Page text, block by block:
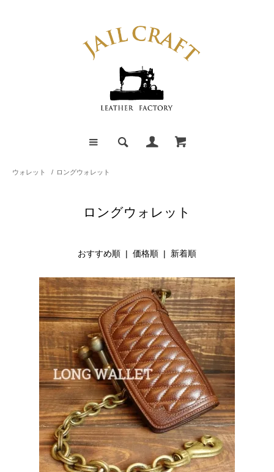
ウォレット / ロングウォレット
ロングウォレット
おすすめ順 | 価格順 | 新着順